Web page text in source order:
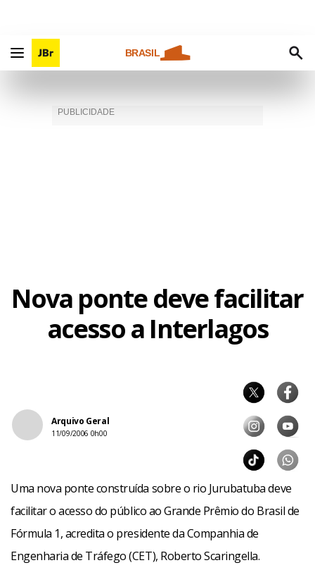
BRASIL
Nova ponte deve facilitar
acesso a Interlagos
Arquivo Geral
11/09/2006 0h00
Uma nova ponte construída sobre o rio Jurubatuba deve
facilitar o acesso do público ao Grande Prêmio do Brasil de
Fórmula 1, acredita o presidente da Companhia de
Engenharia de Tráfego (CET), Roberto Scaringella.